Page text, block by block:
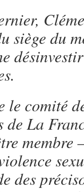
siège du
le comité
de La
des